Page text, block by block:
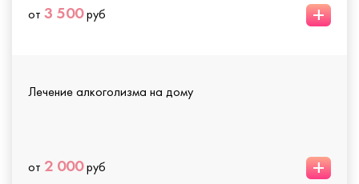
от 3 500руб +
Лечение алкоголизма на дому
от 2 000руб +